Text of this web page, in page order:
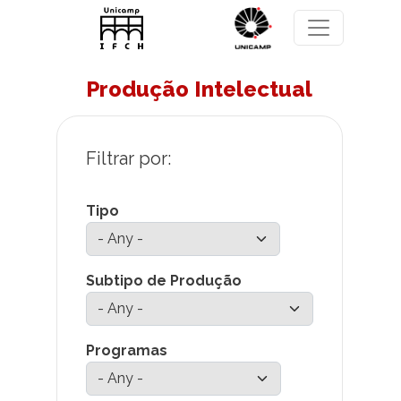
Skip to main content
Produção Intelectual
Tipo
Subtipo de Produção
Programas